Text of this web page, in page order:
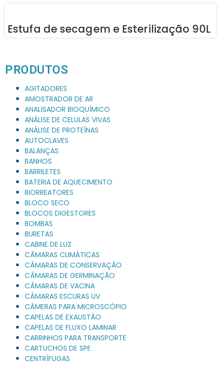
Estufa de secagem e Esterilização 90L
PRODUTOS
AGITADORES
AMOSTRADOR DE AR
ANALISADOR BIOQUÍMICO
ANÁLISE DE CELULAS VIVAS
ANÁLISE DE PROTEÍNAS
AUTOCLAVES
BALANÇAS
BANHOS
BARRILETES
BATERIA DE AQUECIMENTO
BIORREATORES
BLOCO SECO
BLOCOS DIGESTORES
BOMBAS
BURETAS
CABINE DE LUZ
CÂMARAS CLIMÁTICAS
CÂMARAS DE CONSERVAÇÃO
CÂMARAS DE GERMINAÇÃO
CÂMARAS DE VACINA
CÂMARAS ESCURAS UV
CÂMERAS PARA MICROSCÓPIO
CAPELAS DE EXAUSTÃO
CAPELAS DE FLUXO LAMINAR
CARRINHOS PARA TRANSPORTE
CARTUCHOS DE SPE
CENTRÍFUGAS